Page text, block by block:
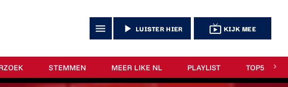
STEMMEN MEER LIKE NL PLAYLIST TOP5
menu play_arrow LUISTER HIER live_tv KIJK MEE